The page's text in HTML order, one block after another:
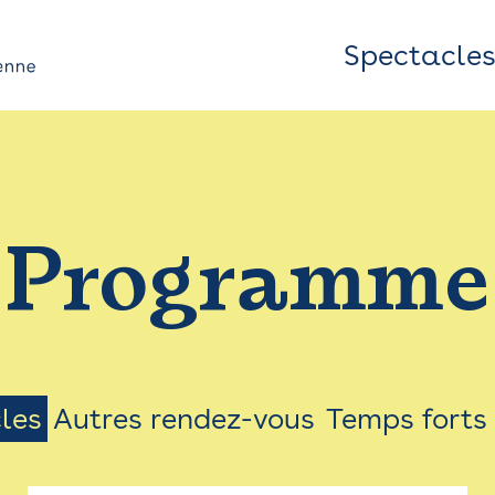
Top
Bar
Menu
Spectacles
Programme
Autres rendez-vous Temps forts